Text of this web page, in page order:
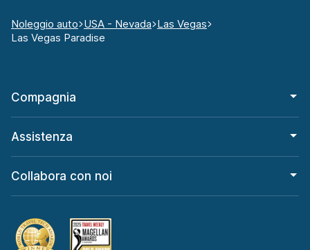
Noleggio auto USA - Nevada Las Vegas
Las Vegas Paradise
Compagnia
Assistenza
Collabora con noi